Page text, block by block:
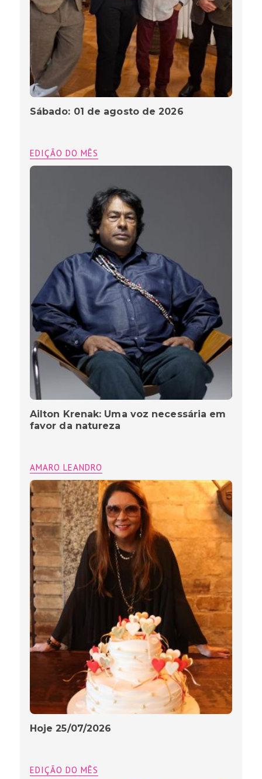
Sábado: 01 de agosto de 2026
EDIÇÃO DO MÊS
Ailton Krenak: Uma voz necessária em
favor da natureza
AMARO LEANDRO
Hoje 25/07/2026
EDIÇÃO DO MÊS